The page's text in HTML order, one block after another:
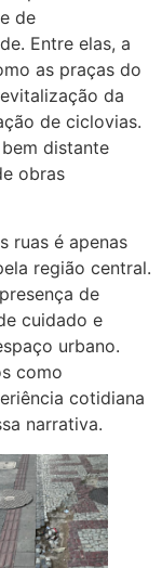
de
Entre elas, a
as praças do
da
de ciclovias.
distante
obras
ruas é apenas
região central.
de
cuidado e
urbano.
como
cotidiana
narrativa.